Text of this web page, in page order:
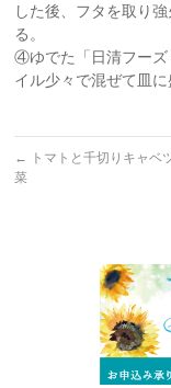
した後、フタを取り
る。
④ゆでた「日清フーズ
イル少々で混ぜて皿
←
トマトと千切りキャベ
菜